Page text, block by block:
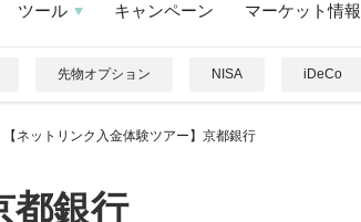
ツール キャンペーン マーケット情報
先物オプション NISA iDeCo
【ネットリンク入金体験ツアー】京都銀行
都銀行